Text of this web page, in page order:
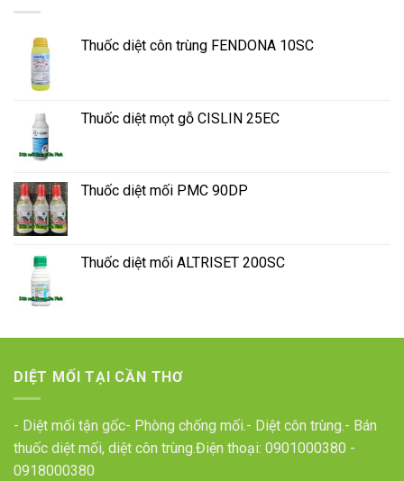
Thuốc diệt côn trùng FENDONA 10SC
Thuốc diệt mọt gỗ CISLIN 25EC
Thuốc diệt mối PMC 90DP
Thuốc diệt mối ALTRISET 200SC
DIỆT MỐI TẠI CẦN THƠ
- Diệt mối tận gốc- Phòng chống mối.- Diệt côn trùng.- Bán
thuốc diệt mối, diệt côn trùng.Điện thoại: 0901000380 -
0918000380